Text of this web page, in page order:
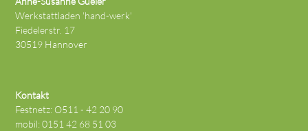
Werkstattladen 'hand-werk'
Fiedelerstr. 17
30519 Hannover
Kontakt
Festnetz: O511 - 42 20 90
mobil: 0151 42 68 51 03